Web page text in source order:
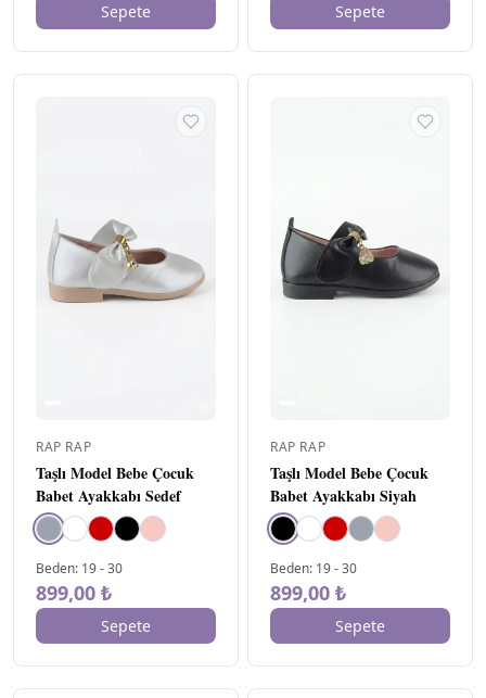
Sepete Sepete
RAP RAP
Taşlı Model Bebe Çocuk
Babet Ayakkabı Sedef
Beden: 19-30
899,00 ₺
Sepete
RAP RAP
Taşlı Model Bebe Çocuk
Babet Ayakkabı Siyah
Beden: 19-30
899,00 ₺
Sepete